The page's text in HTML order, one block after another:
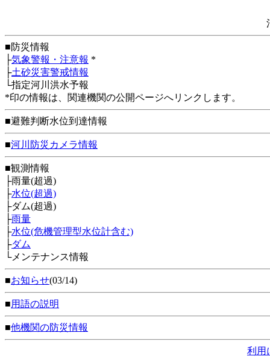
■防災情報
├気象警報・注意報 *
├土砂災害警戒情報
└指定河川洪水予報
*印の情報は、関連機関の公開ページへリンクします。
■避難判断水位到達情報
■河川防災カメラ情報
■観測情報
├雨量(超過)
├水位(超過)
├ダム(超過)
├雨量
├水位(危機管理型水位計含む)
├ダム
└メンテナンス情報
■お知らせ(03/14)
■用語の説明
■他機関の防災情報
利用